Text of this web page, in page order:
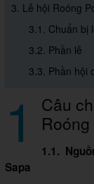
3. Lễ hội Roóng
3.1. Chuẩn bị
3.2. Phần lễ
3.3. Phần hội
1 Câu
1.1.
Sapa